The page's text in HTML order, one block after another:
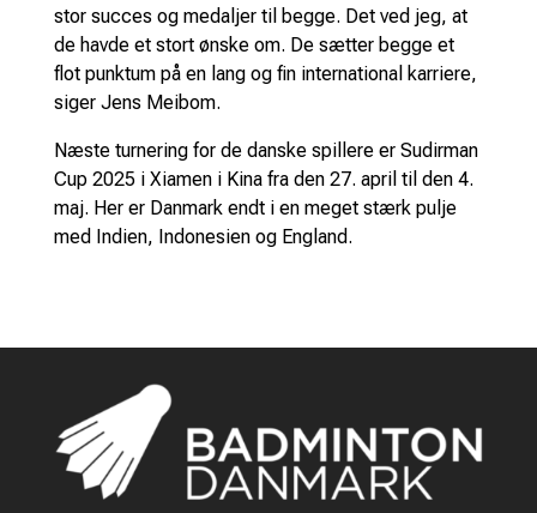
stor succes og medaljer til begge. Det ved jeg, at
de havde et stort ønske om. De sætter begge et
flot punktum på en lang og fin international karriere,
siger Jens Meibom.
Næste turnering for de danske spillere er Sudirman
Cup 2025 i Xiamen i Kina fra den 27. april til den 4.
maj. Her er Danmark endt i en meget stærk pulje
med Indien, Indonesien og England.